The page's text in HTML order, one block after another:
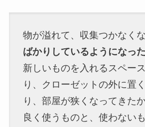
物が溢れて、収集つかなく
ばかりしているようになった
新しいものを入れるスペー
り、クローゼットの外に置
り、部屋が狭くなってきたか
良く使うものと、使わない